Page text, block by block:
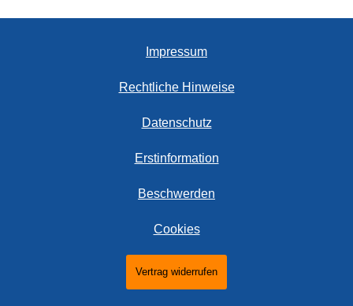
Impressum
Rechtliche Hinweise
Datenschutz
Erstinformation
Beschwerden
Cookies
Vertrag widerrufen